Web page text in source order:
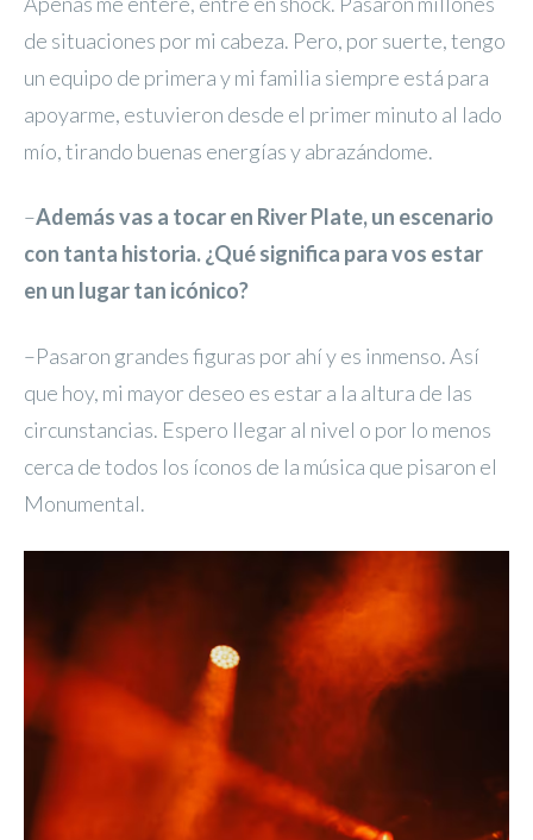
de situaciones por mi cabeza. Pero, por suerte, tengo
un equipo de primera y mi familia siempre está para
apoyarme, estuvieron desde el primer minuto al lado
mío, tirando buenas energías y abrazándome.
–Además vas a tocar en River Plate, un escenario
con tanta historia. ¿Qué significa para vos estar
en un lugar tan icónico?
–Pasaron grandes figuras por ahí y es inmenso. Así
que hoy, mi mayor deseo es estar a la altura de las
circunstancias. Espero llegar al nivel o por lo menos
cerca de todos los íconos de la música que pisaron el
Monumental.